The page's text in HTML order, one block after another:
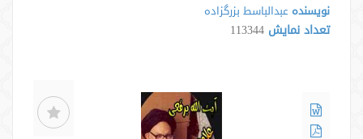
نویسنده عبدالباسط بزرگزاده
تعداد نمایش 113344